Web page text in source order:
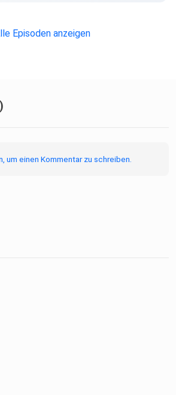
Episoden anzeigen
um einen Kommentar zu schreiben.